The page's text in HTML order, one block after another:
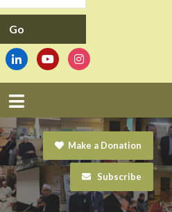
Navigation
Make a Donation
Subscribe